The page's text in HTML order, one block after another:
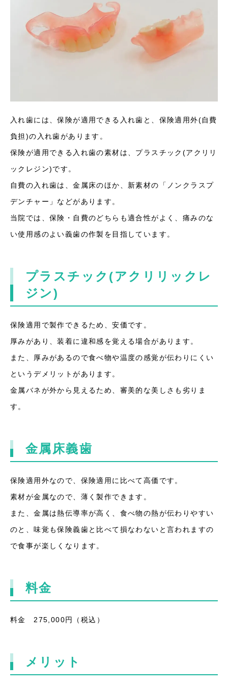
入れ歯には、保険が適用できる入れ歯と、保険適用外(自費
負担)の入れ歯があります。
保険が適用できる入れ歯の素材は、プラスチック(アクリリ
ックレジン)です。
自費の入れ歯は、金属床のほか、新素材の「ノンクラスプ
デンチャー」などがあります。
当院では、保険・自費のどちらも適合性がよく、痛みのな
い使用感のよい義歯の作製を目指しています。
プラスチック(アクリリックレ
ジン)
保険適用で製作できるため、安価です。
厚みがあり、装着に違和感を覚える場合があります。
また、厚みがあるので食べ物や温度の感覚が伝わりにくい
というデメリットがあります。
金属バネが外から見えるため、審美的な美しさも劣りま
す。
金属床義歯
保険適用外なので、保険適用に比べて高価です。
素材が金属なので、薄く製作できます。
また、金属は熱伝導率が高く、食べ物の熱が伝わりやすい
のと、味覚も保険義歯と比べて損なわないと言われますの
で食事が楽しくなります。
料金
料金 275,000円（税込）
メリット